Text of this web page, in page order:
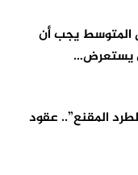
المتوسط يجب أن
يستعرض…
المقنع”.. عقود